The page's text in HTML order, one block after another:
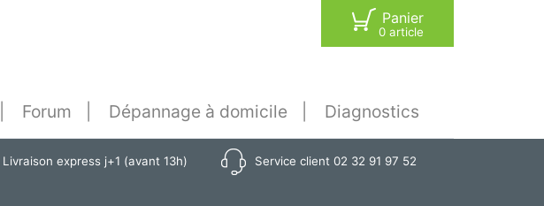
Panier
0 article
Forum Dépannage à domicile Diagnostics
Livraison express j+1 (avant 13h) Service client 02 32 91 97 52